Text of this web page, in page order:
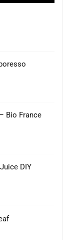
Bio France
DIY